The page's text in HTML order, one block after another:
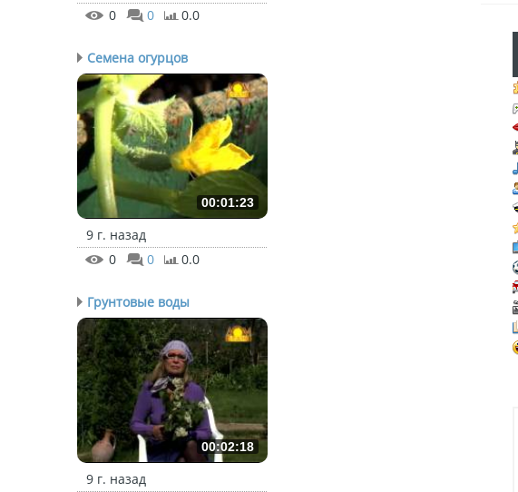
0
0 0.0
Семена огурцов
00:01:23
9 г. назад
0
0 0.0
Грунтовые воды
00:02:18
9 г. назад